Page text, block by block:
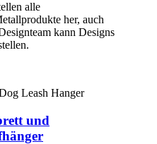
alle
her, auch
kann Designs
und